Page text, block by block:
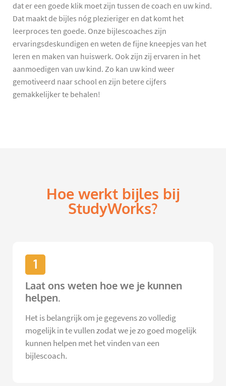
dat er een goede klik moet zijn tussen de coach en uw kind.
Dat maakt de bijles nóg plezieriger en dat komt het
leerproces ten goede. Onze bijlescoaches zijn
ervaringsdeskundigen en weten de fijne kneepjes van het
leren en maken van huiswerk. Ook zijn zij ervaren in het
aanmoedigen van uw kind. Zo kan uw kind weer
gemotiveerd naar school en zijn betere cijfers
gemakkelijker te behalen!
Hoe werkt bijles bij
StudyWorks?
1
Laat ons weten hoe we je kunnen
helpen.
Het is belangrijk om je gegevens zo volledig
mogelijk in te vullen zodat we je zo goed mogelijk
kunnen helpen met het vinden van een
bijlescoach.